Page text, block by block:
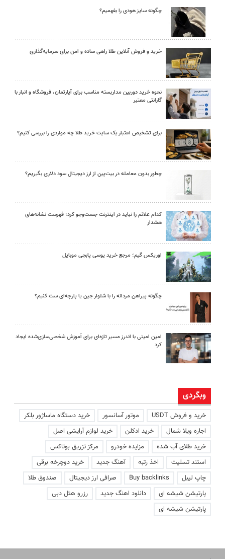
چگونه سایز هودی را بفهمیم؟
خرید و فروش آنلاین طلا راهی ساده و امن برای سرمایه‌گذاری
نحوه خرید دوربین مداربسته مناسب برای آپارتمان، فروشگاه و انبار با
گارانتی معتبر
برای تشخیص اعتبار یک سایت خرید طلا چه مواردی را بررسی کنیم؟
چطور بدون معامله در بیت‌پین از ارز دیجیتال سود دلاری بگیریم؟
کدام علائم را نباید در اینترنت جست‌وجو کرد؛ فهرست نشانه‌های
هشدار
اوریکس گیم؛ مرجع خرید یوسی پابجی موبایل
چگونه پیراهن مردانه را با شلوار جین یا پارچه‌ای ست کنیم؟
امین امینی با اندرز مسیر تازه‌ای برای آموزش شخصی‌سازی‌شده ایجاد
کرد
وبگردی
خرید و فروش USDT موتور آسانسور
خرید دستگاه ماساژور بلکر
اجاره ویلا شمال
خرید ادکلن
خرید لوازم آرایشی اصل
خرید طلای آب شده
مزایده خودرو
مرکز تزریق بوتاکس
استند تسلیت
اخذ رتبه آهنگ جدید
خرید دوچرخه برقی
چاپ لیبل
Buy backlinks صرافی ارز دیجیتال
صندوق طلا
پارتیشن شیشه ای
دانلود اهنگ جدید
رزرو هتل دبی
پارتیشن شیشه ای